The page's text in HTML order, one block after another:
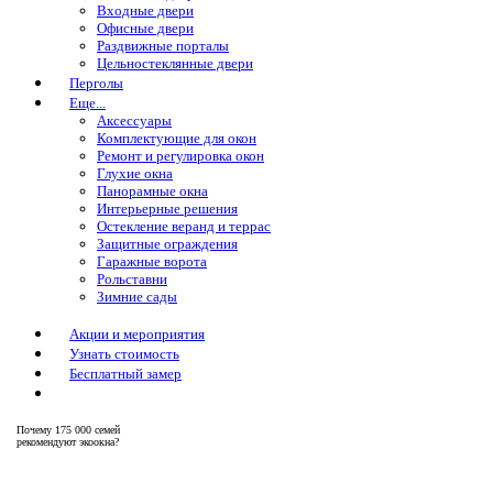
Входные двери
Офисные двери
Раздвижные порталы
Цельностеклянные двери
Перголы
Еще...
Аксессуары
Комплектующие для окон
Ремонт и регулировка окон
Глухие окна
Панорамные окна
Интерьерные решения
Остекление веранд и террас
Защитные ограждения
Гаражные ворота
Рольставни
Зимние сады
Акции и мероприятия
Узнать стоимость
Бесплатный замер
Почему 175 000 семей
рекомендуют экоокна?